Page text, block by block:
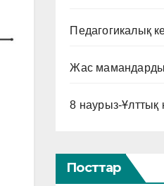
Педагогикалық
Жас
8 наурыз-Ұлттық
Посттар